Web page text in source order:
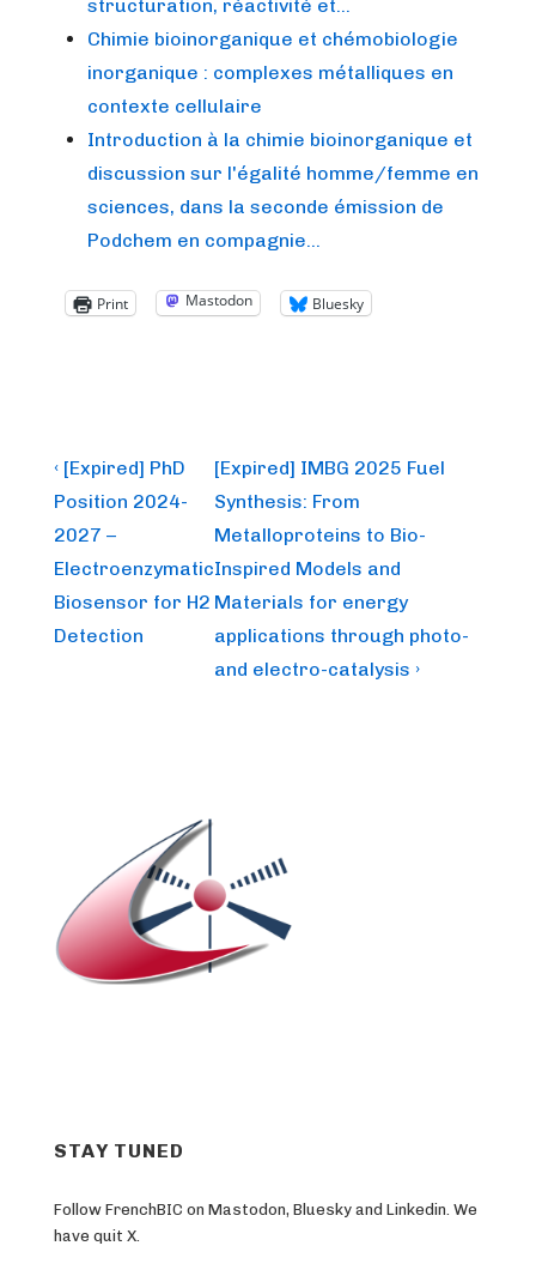
structuration, réactivité et…
Chimie bioinorganique et chémobiologie
inorganique : complexes métalliques en
contexte cellulaire
Introduction à la chimie bioinorganique et
discussion sur l'égalité homme/femme en
sciences, dans la seconde émission de
Podchem en compagnie…
Print Mastodon Bluesky
Post
navigation
Previous
Post
is
‹ [Expired] PhD
Position 2024-
2027 –
Electroenzymatic
Biosensor for H2
Detection
Next
Post
is
[Expired] IMBG 2025 Fuel
Synthesis: From
Metalloproteins to Bio-
Inspired Models and
Materials for energy
applications through photo-
and electro-catalysis ›
STAY TUNED
Follow FrenchBIC on Mastodon, Bluesky and Linkedin. We
have quit X.